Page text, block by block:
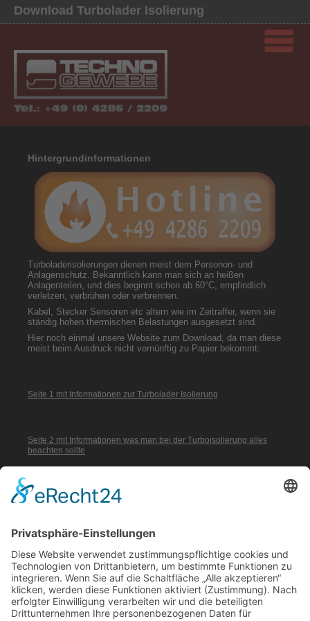
Download Turbolader Isolierung
Hintergrundinformationen
Turboladerisolierungen dienen meist dem Personon- und
Anlagenschutz. Bekanntlich kann man sich an heißen
Anlagenteilen, und dies beginnt schon ab 60°C, empfindlich
verletzen, verbrühen oder verbrennen.
Kabel, Stecker Sensoren etc altern wie im Zeitraffer, wenn sie
ständig hohen thermischen Belastungen ausgesetzt sind.
Hier noch einmal unsere Website zum Download, da man diese
meist beim Ausdruck nicht vernünftig zu Papier bekommt:
Seite 1 mit Informationen zur Turbolader Isolierung
Seite 2 mit Informationen was man bei der Turboisolierung alles
beachten sollte
Isolation Auspuff: Genähte Abgas Dämmung vom Hersteller
Hitzeschutz Isolierung
Einheitsmatratzen zur Isolierung hier bestellen
Mitglied in: